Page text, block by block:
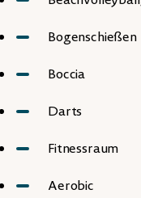
Bogenschießen
Boccia
Darts
Fitnessraum
Aerobic